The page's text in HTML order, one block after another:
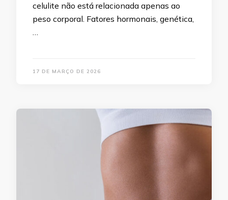
celulite não está relacionada apenas ao
peso corporal. Fatores hormonais, genética,
…
17 DE MARÇO DE 2026